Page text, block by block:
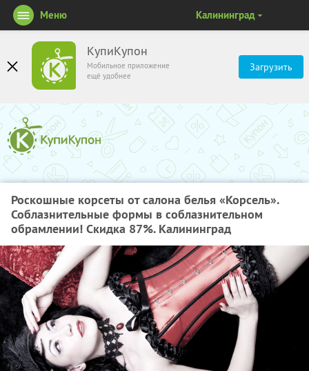
КупиКупон
Мобильное приложение
ещё удобнее
Загрузить
Меню Калининград
Роскошные корсеты от салона белья «Корсель».
Соблазнительные формы в соблазнительном
обрамлении! Скидка 87%. Калининград